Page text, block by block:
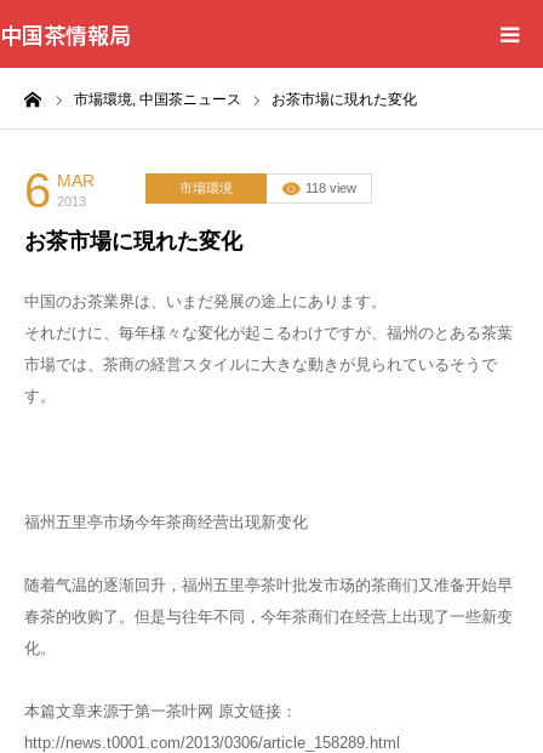
中国茶情報局
市場環境, 中国茶ニュース お茶市場に現れた変化
6 MAR
2013
市場環境 118 view
お茶市場に現れた変化
中国のお茶業界は、いまだ発展の途上にあります。
それだけに、毎年様々な変化が起こるわけですが、福州のとある茶葉
市場では、茶商の経営スタイルに大きな動きが見られているそうで
す。
福州五里亭市场今年茶商经营出现新变化
随着气温的逐渐回升，福州五里亭茶叶批发市场的茶商们又准备开始早
春茶的收购了。但是与往年不同，今年茶商们在经营上出现了一些新变
化。
本篇文章来源于第一茶叶网 原文链接：
http://news.t0001.com/2013/0306/article_158289.html
Home
News
BlogChecker
Events
Books